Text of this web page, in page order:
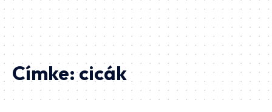
Címke:cicák